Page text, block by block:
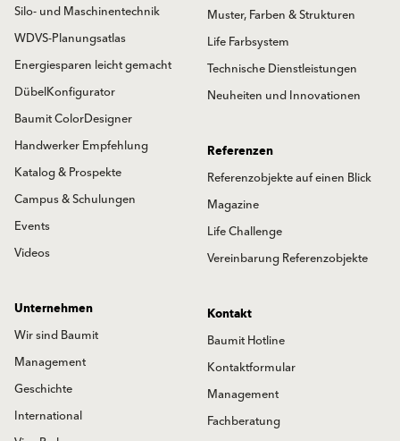
Silo- und Maschinentechnik
WDVS-Planungsatlas
Energiesparen leicht gemacht
DübelKonfigurator
Baumit ColorDesigner
Handwerker Empfehlung
Katalog & Prospekte
Campus & Schulungen
Events
Videos
Muster, Farben & Strukturen
Life Farbsystem
Technische Dienstleistungen
Neuheiten und Innovationen
Referenzen
Referenzobjekte auf einen Blick
Magazine
Life Challenge
Vereinbarung Referenzobjekte
Unternehmen
Wir sind Baumit
Management
Geschichte
International
Kontakt
Baumit Hotline
Kontaktformular
Management
Fachberatung